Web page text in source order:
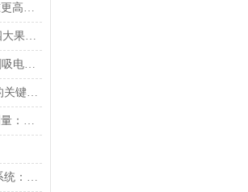
“90后”袁隆平仍在“冲刺”：瞄准更高产和耐盐碱
基于 FloraPulse 微型张力计的四大果树水分生理监测研究进展
适配科研需求｜Giga-8dd昆虫刺吸电位仪落地吉林农业大学
碳源碳汇监测：守护地球气候的关键技术
低矮作物叶面积指数（LAI）测量：仪器选型全指南
开路二氧化碳和水汽通量观测系统：洞察生态奥秘的窗口